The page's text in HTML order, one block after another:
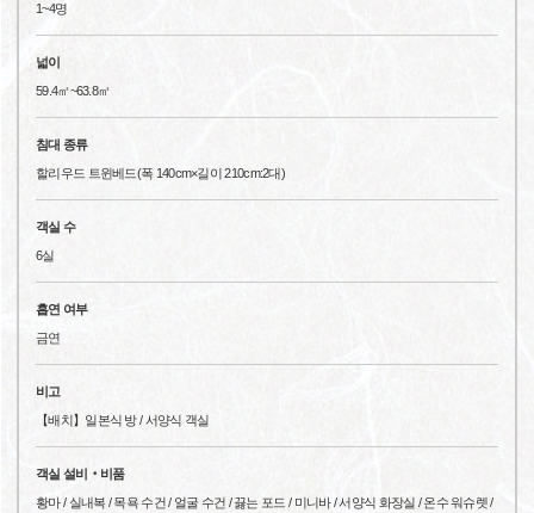
1~4명
넓이
59.4㎡~63.8㎡
침대 종류
할리우드 트윈베드(폭 140cm×길이 210cm:2대)
객실 수
6실
흡연 여부
금연
비고
【배치】일본식 방 / 서양식 객실
객실 설비‧비품
황마 / 실내복 / 목욕 수건 / 얼굴 수건 / 끓는 포드 / 미니바 / 서양식 화장실 / 온수 워슈렛 /